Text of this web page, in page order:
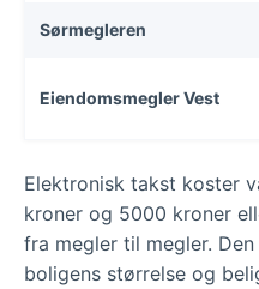
Sørmegleren
Eiendomsmegler Vest
Elektronisk takst koster
kroner og 5000 kroner
fra megler til megler.
boligens størrelse og